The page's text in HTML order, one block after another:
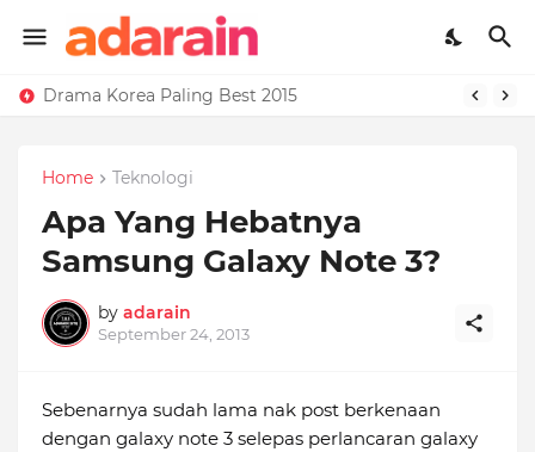
Drama Korea Paling Best 2015
Home Teknologi
Apa Yang Hebatnya
Samsung Galaxy Note 3?
by adarain
September 24, 2013
Sebenarnya sudah lama nak post berkenaan
dengan galaxy note 3 selepas perlancaran galaxy